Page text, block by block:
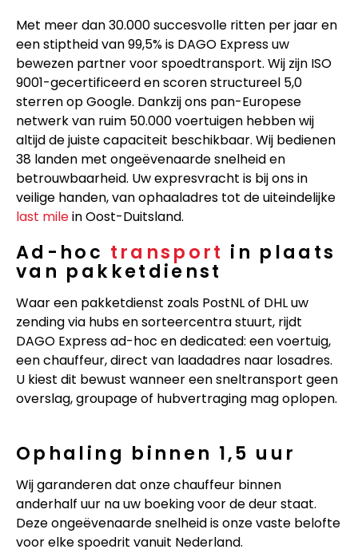
Met meer dan 30.000 succesvolle ritten per jaar en
een stiptheid van 99,5% is DAGO Express uw
bewezen partner voor spoedtransport. Wij zijn ISO
9001-gecertificeerd en scoren structureel 5,0
sterren op Google. Dankzij ons pan-Europese
netwerk van ruim 50.000 voertuigen hebben wij
altijd de juiste capaciteit beschikbaar. Wij bedienen
38 landen met ongeëvenaarde snelheid en
betrouwbaarheid. Uw expresvracht is bij ons in
veilige handen, van ophaaladres tot de uiteindelijke
last milein Oost-Duitsland.
Ad-hoc transport in plaats
van pakketdienst
Waar een pakketdienst zoals PostNL of DHL uw
zending via hubs en sorteercentra stuurt, rijdt
DAGO Express ad-hoc en dedicated: een voertuig,
een chauffeur, direct van laadadres naar losadres.
U kiest dit bewust wanneer een sneltransport geen
overslag, groupage of hubvertraging mag oplopen.
Ophaling binnen 1,5 uur
Wij garanderen dat onze chauffeur binnen
anderhalf uur na uw boeking voor de deur staat.
Deze ongeëvenaarde snelheid is onze vaste belofte
voor elke spoedrit vanuit Nederland.